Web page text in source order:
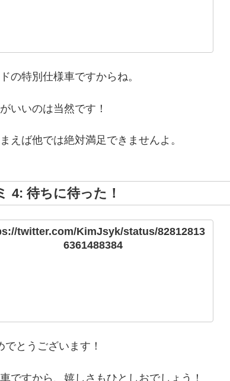
の特別仕様車ですからね。
いいのは当然です！
えば他では絶対満足できませんよ。
4: 待ちに待った！
twitter.com/KimJsyk/status/82812813
6361488384
でとうございます！
ですから、嬉しさもひとしおでしょう！